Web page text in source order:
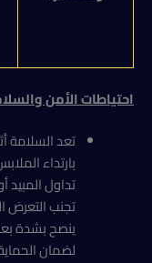
احتياطات الأمن
تعد السلامة
بارتداء
تداول المبيد
تجنب التعرض
ينصح بشدة
لضمان